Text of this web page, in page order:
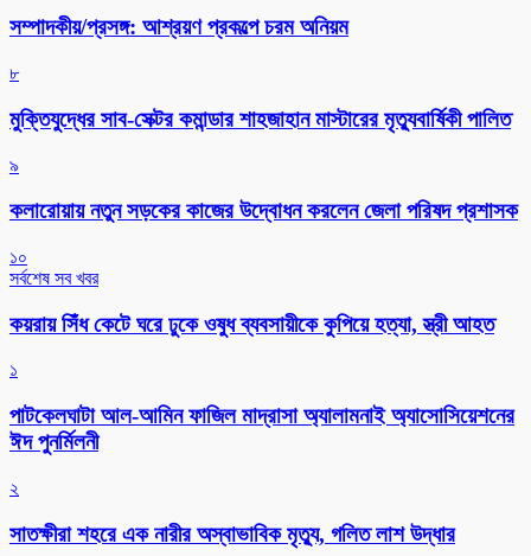
সম্পাদকীয়/প্রসঙ্গ: আশ্রয়ণ প্রকল্পে চরম অনিয়ম
৮
মুক্তিযুদ্ধের সাব-সেক্টর কমান্ডার শাহজাহান মাস্টারের মৃত্যুবার্ষিকী পালিত
৯
কলারোয়ায় নতুন সড়কের কাজের উদ্বোধন করলেন জেলা পরিষদ প্রশাসক
১০
সর্বশেষ সব খবর
কয়রায় সিঁধ কেটে ঘরে ঢুকে ওষুধ ব্যবসায়ীকে কুপিয়ে হত্যা, স্ত্রী আহত
১
পাটকেলঘাটা আল-আমিন ফাজিল মাদ্রাসা অ্যালামনাই অ্যাসোসিয়েশনের
ঈদ পুনর্মিলনী
২
সাতক্ষীরা শহরে এক নারীর অস্বাভাবিক মৃত্যু, গলিত লাশ উদ্ধার